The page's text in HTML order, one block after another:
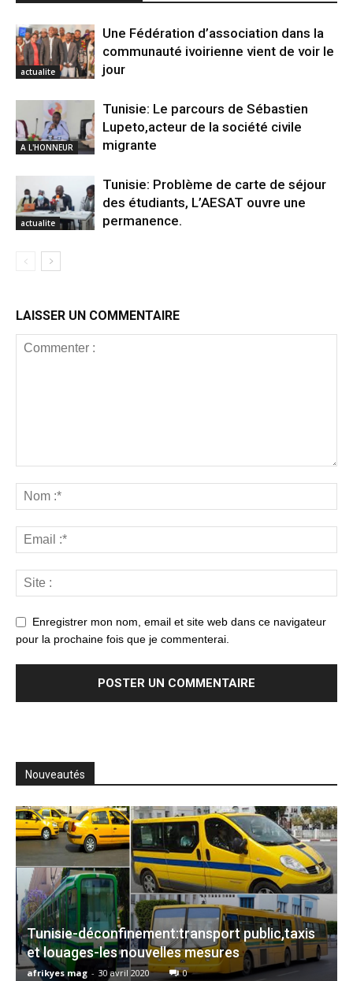
actualite
Une Fédération d’association dans la
communauté ivoirienne vient de voir le
jour
A L'HONNEUR
Tunisie: Le parcours de Sébastien
Lupeto,acteur de la société civile
migrante
actualite
Tunisie: Problème de carte de séjour
des étudiants, L’AESAT ouvre une
permanence.
LAISSER UN COMMENTAIRE
Enregistrer mon nom, email et site web dans ce navigateur
pour la prochaine fois que je commenterai.
Nouveautés
Tunisie-déconfinement:transport public,taxis
et louages-les nouvelles mesures
afrikyes mag - 30 avril 2020 0